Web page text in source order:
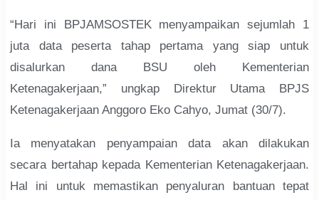
“Hari ini BPJAMSOSTEK menyampaikan sejumlah 1
juta data peserta tahap pertama yang siap untuk
disalurkan dana BSU oleh Kementerian
Ketenagakerjaan,” ungkap Direktur Utama BPJS
Ketenagakerjaan Anggoro Eko Cahyo, Jumat (30/7).
Ia menyatakan penyampaian data akan dilakukan
secara bertahap kepada Kementerian Ketenagakerjaan.
Hal ini untuk memastikan penyaluran bantuan tepat